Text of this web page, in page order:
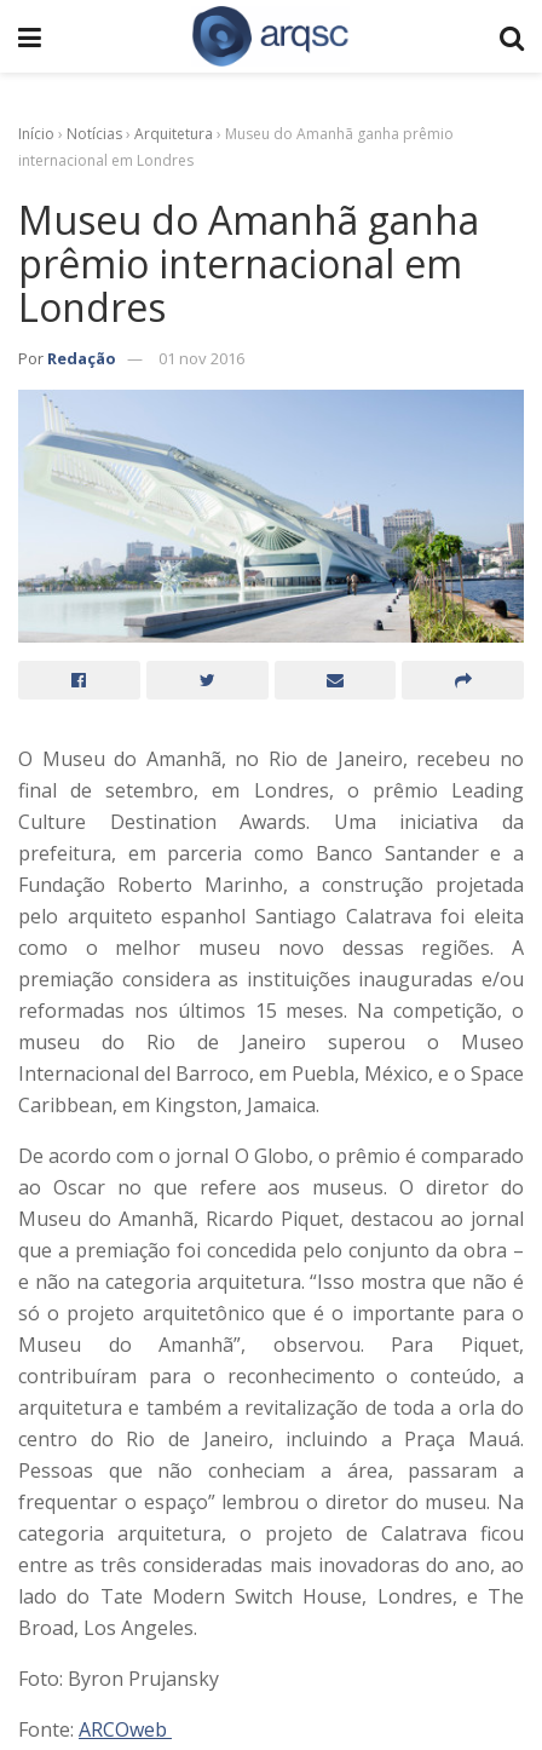
Início › Notícias› Arquitetura › Museu do Amanhã ganha prêmio
internacional em Londres
Museu do Amanhã ganha
prêmio internacional em
Londres
Por Redação 01 nov 2016
O Museu do Amanhã, no Rio de Janeiro, recebeu no
final de setembro, em Londres, o prêmio Leading
Culture Destination Awards. Uma iniciativa da
prefeitura, em parceria como Banco Santander e a
Fundação Roberto Marinho, a construção projetada
pelo arquiteto espanhol Santiago Calatrava foi eleita
como o melhor museu novo dessas regiões. A
premiação considera as instituições inauguradas e/ou
reformadas nos últimos 15 meses. Na competição, o
museu do Rio de Janeiro superou o Museo
Internacional del Barroco, em Puebla, México, e o Space
Caribbean, em Kingston, Jamaica.
De acordo com o jornal O Globo, o prêmio é comparado
ao Oscar no que refere aos museus. O diretor do
Museu do Amanhã, Ricardo Piquet, destacou ao jornal
que a premiação foi concedida pelo conjunto da obra –
e não na categoria arquitetura. “Isso mostra que não é
só o projeto arquitetônico que é o importante para o
Museu do Amanhã”, observou. Para Piquet,
contribuíram para o reconhecimento o conteúdo, a
arquitetura e também a revitalização de toda a orla do
centro do Rio de Janeiro, incluindo a Praça Mauá.
Pessoas que não conheciam a área, passaram a
frequentar o espaço” lembrou o diretor do museu. Na
categoria arquitetura, o projeto de Calatrava ficou
entre as três consideradas mais inovadoras do ano, ao
lado do Tate Modern Switch House, Londres, e The
Broad, Los Angeles.
Foto: Byron Prujansky
Fonte: ARCOweb